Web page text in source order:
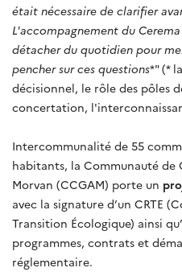
était nécessaire de clarifier
L'accompagnement du
détacher du quotidien pour
pencher sur ces questions*" (*
décisionnel, le rôle des pôles
concertation,
Intercommunalité de 55
habitants, la Communauté de
Morvan (CCGAM) porte un
avec la signature d’un CRTE
Transition Écologique) ainsi
programmes, contrats et
réglementaire.